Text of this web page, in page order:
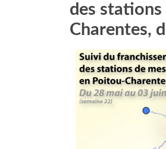
des stations
Charentes,